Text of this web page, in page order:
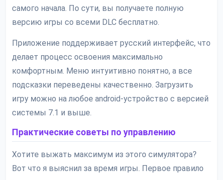
самого начала. По сути, вы получаете полную
версию игры со всеми DLC бесплатно.
Приложение поддерживает русский интерфейс, что
делает процесс освоения максимально
комфортным. Меню интуитивно понятно, а все
подсказки переведены качественно. Загрузить
игру можно на любое android-устройство с версией
системы 7.1 и выше.
Практические советы по управлению
Хотите выжать максимум из этого симулятора?
Вот что я выяснил за время игры. Первое правило